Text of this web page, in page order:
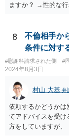
ますか？ →性的な
8
不倫相手か
条件に対す
#慰謝料請求された側 #
2024年8月3日
村山 大基 弁
依頼するかどうかは
てアドバイスを受
方をしていますが、